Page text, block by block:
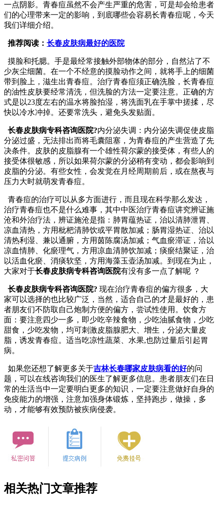
一点阴影。青春痘虽然不会产生严重的危害，可是却会给患者
们的心理带来一定的影响，到底哪些会容易长青春痘呢，今天
我们详细介绍。
推荐阅读： 长春皮肤病最好的医院
摸脸和托腮。手是最经常接触外部物体的部分，自然沾了不
少灰尘细菌。在一个不经意的摸脸动作之间，就将手上的细菌
带到脸上，滋生出青春痘。治疗青春痘须正确洗脸，长青春痘
的油性皮肤要经常清洗，但洗脸的方法一定要注意。正确的方
式是以23度左右的温水将脸拍湿，将洗面乳在手掌中搓揉，尽
快以冷水冲掉。还要常洗头，避免头发贴面。
长春皮肤病专科咨询医院?内分泌失调：内分泌失调促使皮脂
分泌过盛，无法排出而将毛囊阻塞，为青春痘的产生营造了先
决条件。皮肤的皮脂腺有一个雄性荷尔蒙的接受体，有些人的
接受体很敏感，所以如果荷尔蒙的分泌稍有变动，都会影响到
皮脂的分泌。有些女性，会发觉在月经周期前后，或在熬夜与
压力大时就萌发青春痘。
青春痘的治疗可以从多方面进行，而且现在科学那么发达，
治疗青春痘也不是什么难事，其中中医治疗青春痘讲究辨证施
沧和外治疗法，辨证施沧是指：肺胃蕴热证，治以清肺泄胃、
凉血清热，方用枇杷清肺饮或平胃散加减；肠胃湿热证、治以
清热利湿、兼以通腑，方用茵陈腐汤加减；气血瘀滞证，洽以
凉血情肺、化瘀理气，方用凉血清肺饮加减；痰瘀结聚证，治
以活血化瘀、消痰软坚，方用海藻玉壶汤加减。到现在为止，
大家对于长春皮肤病专科咨询医院有没有多一点了解呢 ？
长春皮肤病专科咨询医院? 现在治疗青春痘的偏方很多，大
家可以选择的也比较广泛，当然，适合自己的才是最好的，患
者朋友们不防取自己炮制方便的偏方，尝试性使用。饮食方
面：要注意四少一多，即少吃辛辣食物，少吃油腻食物，少吃
甜食，少吃发物，均可刺激皮脂腺肥大、增生，分泌大量皮
脂，诱发青春痘。适当吃凉性蔬菜、水果,也防过量后引起胃
病。
如果您还想了解更多关于吉林长春哪家皮肤病看的好的问
题，可以在线咨询我们的医生了解更多信息。患者朋友们在日
常的生活当中一定要明白更多的知识，一定要注意做好自身的
免疫能力的增强，注意加强身体锻炼，坚持跑步，做操，多
动，才能够有效预防被疾病侵袭。
相关热门文章推荐